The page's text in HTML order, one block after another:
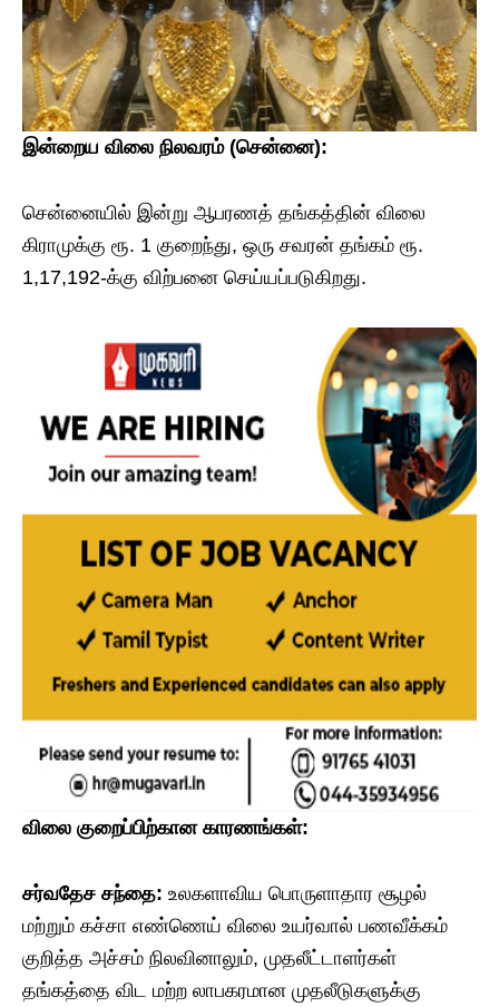
இன்றைய விலை நிலவரம்(சென்னை):
​சென்னையில் இன்று ஆபரணத் தங்கத்தின் விலை
கிராமுக்கு ரூ. 1 குறைந்து, ஒரு சவரன் தங்கம் ரூ.
1,17,192-க்கு விற்பனை செய்யப்படுகிறது.
விலை குறைப்பிற்கான காரணங்கள்:
சர்வதேச சந்தை: உலகளாவிய பொருளாதார சூழல்
மற்றும் கச்சா எண்ணெய் விலை உயர்வால் பணவீக்கம்
குறித்த அச்சம் நிலவினாலும், முதலீட்டாளர்கள்
தங்கத்தை விட மற்ற லாபகரமான முதலீடுகளுக்கு